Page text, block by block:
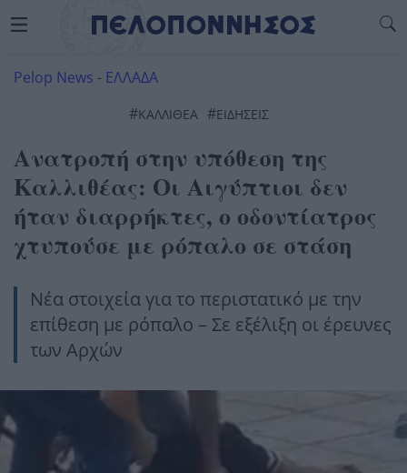
Pelop News - ΕΛΛΑΔΑ
#ΚΑΛΛΙΘΕΑ #ΕΙΔΗΣΕΙΣ
Ανατροπή στην υπόθεση της
Καλλιθέας: Οι Αιγύπτιοι δεν
ήταν διαρρήκτες, ο οδοντίατρος
χτυπούσε με ρόπαλο σε στάση
Νέα στοιχεία για το περιστατικό με την
επίθεση με ρόπαλο – Σε εξέλιξη οι έρευνες
των Αρχών